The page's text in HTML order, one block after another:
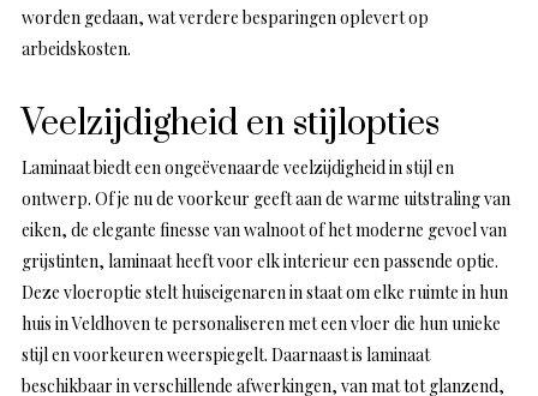
worden gedaan, wat verdere besparingen oplevert op
arbeidskosten.
Veelzijdigheid en stijlopties
Laminaat biedt een ongeëvenaarde veelzijdigheid in stijl en
ontwerp. Of je nu de voorkeur geeft aan de warme uitstraling van
eiken, de elegante finesse van walnoot of het moderne gevoel van
grijstinten, laminaat heeft voor elk interieur een passende optie.
Deze vloeroptie stelt huiseigenaren in staat om elke ruimte in hun
huis in Veldhoven te personaliseren met een vloer die hun unieke
stijl en voorkeuren weerspiegelt. Daarnaast is laminaat
beschikbaar in verschillende afwerkingen, van mat tot glanzend,